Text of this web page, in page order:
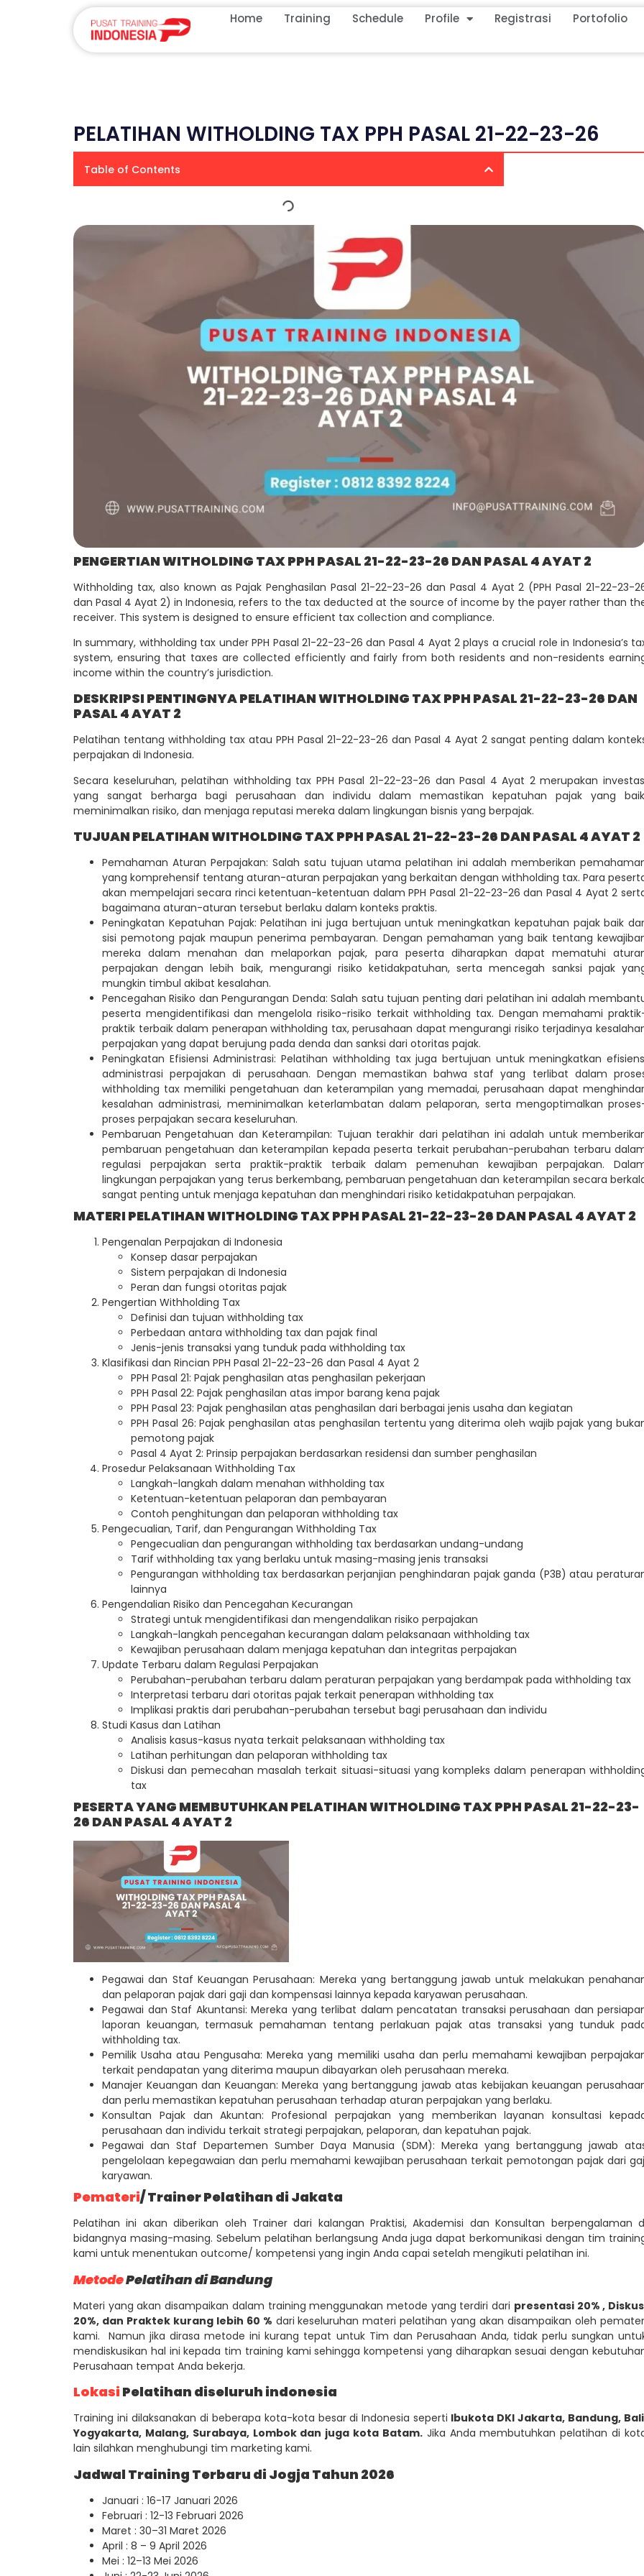
Home Training Schedule Profile Registrasi Portofolio
PELATIHAN WITHOLDING TAX PPH PASAL 21-22-23-26
Table of Contents
PENGERTIAN WITHOLDING TAX PPH PASAL 21-22-23-26 DAN PASAL 4 AYAT 2
Withholding tax, also known as Pajak Penghasilan Pasal 21-22-23-26 dan Pasal 4 Ayat 2 (PPH Pasal 21-22-23-
dan Pasal 4 Ayat 2) in Indonesia, refers to the tax deducted at the source of income by the payer rather than
receiver. This system is designed to ensure efficient tax collection and compliance.
In summary, withholding tax under PPH Pasal 21-22-23-26 dan Pasal 4 Ayat 2 plays a crucial role in Indonesia’s
system, ensuring that taxes are collected efficiently and fairly from both residents and non-residents
income within the country’s jurisdiction.
DESKRIPSI PENTINGNYA PELATIHAN WITHOLDING TAX PPH PASAL 21-22-23-26 DAN
PASAL 4 AYAT 2
Pelatihan tentang withholding tax atau PPH Pasal 21-22-23-26 dan Pasal 4 Ayat 2 sangat penting dalam
perpajakan di Indonesia.
Secara keseluruhan, pelatihan withholding tax PPH Pasal 21-22-23-26 dan Pasal 4 Ayat 2 merupakan
yang sangat berharga bagi perusahaan dan individu dalam memastikan kepatuhan pajak yang
meminimalkan risiko, dan menjaga reputasi mereka dalam lingkungan bisnis yang berpajak.
TUJUAN PELATIHAN WITHOLDING TAX PPH PASAL 21-22-23-26 DAN PASAL 4 AYAT 2
Pemahaman Aturan Perpajakan: Salah satu tujuan utama pelatihan ini adalah memberikan
yang komprehensif tentang aturan-aturan perpajakan yang berkaitan dengan withholding tax. Para
akan mempelajari secara rinci ketentuan-ketentuan dalam PPH Pasal 21-22-23-26 dan Pasal 4 Ayat 2
bagaimana aturan-aturan tersebut berlaku dalam konteks praktis.
Peningkatan Kepatuhan Pajak: Pelatihan ini juga bertujuan untuk meningkatkan kepatuhan pajak baik
sisi pemotong pajak maupun penerima pembayaran. Dengan pemahaman yang baik tentang
mereka dalam menahan dan melaporkan pajak, para peserta diharapkan dapat mematuhi
perpajakan dengan lebih baik, mengurangi risiko ketidakpatuhan, serta mencegah sanksi pajak
mungkin timbul akibat kesalahan.
Pencegahan Risiko dan Pengurangan Denda: Salah satu tujuan penting dari pelatihan ini adalah
peserta mengidentifikasi dan mengelola risiko-risiko terkait withholding tax. Dengan memahami
praktik terbaik dalam penerapan withholding tax, perusahaan dapat mengurangi risiko terjadinya
perpajakan yang dapat berujung pada denda dan sanksi dari otoritas pajak.
Peningkatan Efisiensi Administrasi: Pelatihan withholding tax juga bertujuan untuk meningkatkan
administrasi perpajakan di perusahaan. Dengan memastikan bahwa staf yang terlibat dalam
withholding tax memiliki pengetahuan dan keterampilan yang memadai, perusahaan dapat
kesalahan administrasi, meminimalkan keterlambatan dalam pelaporan, serta mengoptimalkan
proses perpajakan secara keseluruhan.
Pembaruan Pengetahuan dan Keterampilan: Tujuan terakhir dari pelatihan ini adalah untuk
pembaruan pengetahuan dan keterampilan kepada peserta terkait perubahan-perubahan terbaru
regulasi perpajakan serta praktik-praktik terbaik dalam pemenuhan kewajiban perpajakan.
lingkungan perpajakan yang terus berkembang, pembaruan pengetahuan dan keterampilan secara
sangat penting untuk menjaga kepatuhan dan menghindari risiko ketidakpatuhan perpajakan.
MATERI PELATIHAN WITHOLDING TAX PPH PASAL 21-22-23-26 DAN PASAL 4 AYAT 2
Pengenalan Perpajakan di Indonesia
Konsep dasar perpajakan
Sistem perpajakan di Indonesia
Peran dan fungsi otoritas pajak
Pengertian Withholding Tax
Definisi dan tujuan withholding tax
Perbedaan antara withholding tax dan pajak final
Jenis-jenis transaksi yang tunduk pada withholding tax
Klasifikasi dan Rincian PPH Pasal 21-22-23-26 dan Pasal 4 Ayat 2
PPH Pasal 21: Pajak penghasilan atas penghasilan pekerjaan
PPH Pasal 22: Pajak penghasilan atas impor barang kena pajak
PPH Pasal 23: Pajak penghasilan atas penghasilan dari berbagai jenis usaha dan kegiatan
PPH Pasal 26: Pajak penghasilan atas penghasilan tertentu yang diterima oleh wajib pajak yang
pemotong pajak
Pasal 4 Ayat 2: Prinsip perpajakan berdasarkan residensi dan sumber penghasilan
Prosedur Pelaksanaan Withholding Tax
Langkah-langkah dalam menahan withholding tax
Ketentuan-ketentuan pelaporan dan pembayaran
Contoh penghitungan dan pelaporan withholding tax
Pengecualian, Tarif, dan Pengurangan Withholding Tax
Pengecualian dan pengurangan withholding tax berdasarkan undang-undang
Tarif withholding tax yang berlaku untuk masing-masing jenis transaksi
Pengurangan withholding tax berdasarkan perjanjian penghindaran pajak ganda (P3B) atau
lainnya
Pengendalian Risiko dan Pencegahan Kecurangan
Strategi untuk mengidentifikasi dan mengendalikan risiko perpajakan
Langkah-langkah pencegahan kecurangan dalam pelaksanaan withholding tax
Kewajiban perusahaan dalam menjaga kepatuhan dan integritas perpajakan
Update Terbaru dalam Regulasi Perpajakan
Perubahan-perubahan terbaru dalam peraturan perpajakan yang berdampak pada withholding tax
Interpretasi terbaru dari otoritas pajak terkait penerapan withholding tax
Implikasi praktis dari perubahan-perubahan tersebut bagi perusahaan dan individu
Studi Kasus dan Latihan
Analisis kasus-kasus nyata terkait pelaksanaan withholding tax
Latihan perhitungan dan pelaporan withholding tax
Diskusi dan pemecahan masalah terkait situasi-situasi yang kompleks dalam penerapan
tax
PESERTA YANG MEMBUTUHKAN PELATIHAN WITHOLDING TAX PPH PASAL 21-22-23-
26 DAN PASAL 4 AYAT 2
Pegawai dan Staf Keuangan Perusahaan: Mereka yang bertanggung jawab untuk melakukan
dan pelaporan pajak dari gaji dan kompensasi lainnya kepada karyawan perusahaan.
Pegawai dan Staf Akuntansi: Mereka yang terlibat dalam pencatatan transaksi perusahaan dan
laporan keuangan, termasuk pemahaman tentang perlakuan pajak atas transaksi yang tunduk
withholding tax.
Pemilik Usaha atau Pengusaha: Mereka yang memiliki usaha dan perlu memahami kewajiban
terkait pendapatan yang diterima maupun dibayarkan oleh perusahaan mereka.
Manajer Keuangan dan Keuangan: Mereka yang bertanggung jawab atas kebijakan keuangan
dan perlu memastikan kepatuhan perusahaan terhadap aturan perpajakan yang berlaku.
Konsultan Pajak dan Akuntan: Profesional perpajakan yang memberikan layanan konsultasi
perusahaan dan individu terkait strategi perpajakan, pelaporan, dan kepatuhan pajak.
Pegawai dan Staf Departemen Sumber Daya Manusia (SDM): Mereka yang bertanggung jawab
pengelolaan kepegawaian dan perlu memahami kewajiban perusahaan terkait pemotongan pajak dari
karyawan.
Pemateri/ Trainer Pelatihan di Jakata
Pelatihan ini akan diberikan oleh Trainer dari kalangan Praktisi, Akademisi dan Konsultan berpengalaman
bidangnya masing-masing. Sebelum pelatihan berlangsung Anda juga dapat berkomunikasi dengan tim
kami untuk menentukan outcome/ kompetensi yang ingin Anda capai setelah mengikuti pelatihan ini.
MetodePelatihan di Bandung
Materi yang akan disampaikan dalam training menggunakan metode yang terdiri dari presentasi 20% ,
20%, dan Praktek kurang lebih 60 % dari keseluruhan materi pelatihan yang akan disampaikan oleh
kami. Namun jika dirasa metode ini kurang tepat untuk Tim dan Perusahaan Anda, tidak perlu sungkan
mendiskusikan hal ini kepada tim training kami sehingga kompetensi yang diharapkan sesuai dengan
Perusahaan tempat Anda bekerja.
Lokasi Pelatihan diseluruh indonesia
Training ini dilaksanakan di beberapa kota-kota besar di Indonesia seperti Ibukota DKI Jakarta, Bandung,
Yogyakarta, Malang, Surabaya, Lombok dan juga kota Batam.Jika Anda membutuhkan pelatihan di
lain silahkan menghubungi tim marketing kami.
Jadwal Training Terbaru di Jogja Tahun 2026
Januari : 16-17 Januari 2026
Februari : 12-13 Februari 2026
Maret : 30–31 Maret 2026
April : 8 – 9 April 2026
Mei : 12–13 Mei 2026